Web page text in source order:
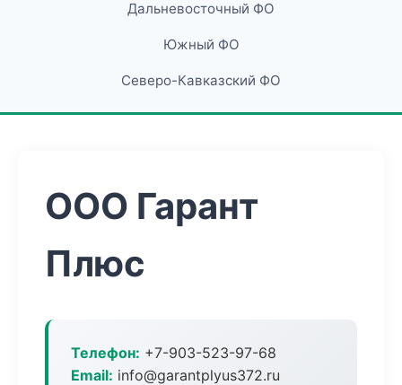
Дальневосточный ФО
Южный ФО
Северо-Кавказский ФО
ООО Гарант
Плюс
Телефон: +7-903-523-97-68
Email: info@garantplyus372.ru